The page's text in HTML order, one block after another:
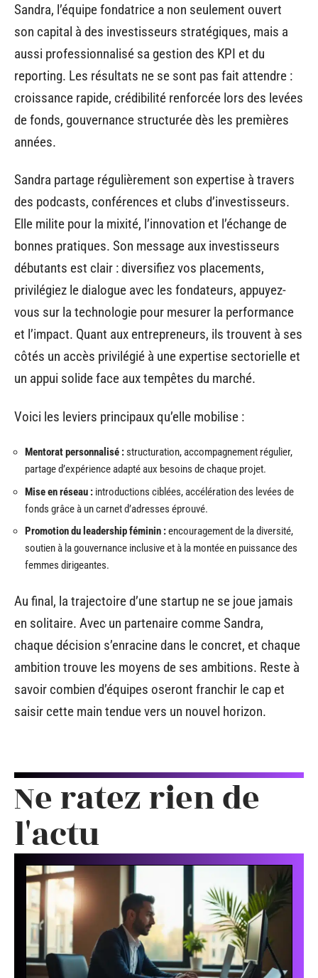
Sandra, l’équipe fondatrice a non seulement ouvert
son capital à des investisseurs stratégiques, mais a
aussi professionnalisé sa gestion des KPI et du
reporting. Les résultats ne se sont pas fait attendre :
croissance rapide, crédibilité renforcée lors des levées
de fonds, gouvernance structurée dès les premières
années.
Sandra partage régulièrement son expertise à travers
des podcasts, conférences et clubs d’investisseurs.
Elle milite pour la mixité, l’innovation et l’échange de
bonnes pratiques. Son message aux investisseurs
débutants est clair : diversifiez vos placements,
privilégiez le dialogue avec les fondateurs, appuyez-
vous sur la technologie pour mesurer la performance
et l’impact. Quant aux entrepreneurs, ils trouvent à ses
côtés un accès privilégié à une expertise sectorielle et
un appui solide face aux tempêtes du marché.
Voici les leviers principaux qu’elle mobilise :
Mentorat personnalisé :structuration, accompagnement régulier,
partage d’expérience adapté aux besoins de chaque projet.
Mise en réseau : introductions ciblées, accélération des levées de
fonds grâce à un carnet d’adresses éprouvé.
Promotion du leadership féminin :encouragement de la diversité,
soutien à la gouvernance inclusive et à la montée en puissance des
femmes dirigeantes.
Au final, la trajectoire d’une startup ne se joue jamais
en solitaire. Avec un partenaire comme Sandra,
chaque décision s’enracine dans le concret, et chaque
ambition trouve les moyens de ses ambitions. Reste à
savoir combien d’équipes oseront franchir le cap et
saisir cette main tendue vers un nouvel horizon.
Ne ratez rien de
l'actu